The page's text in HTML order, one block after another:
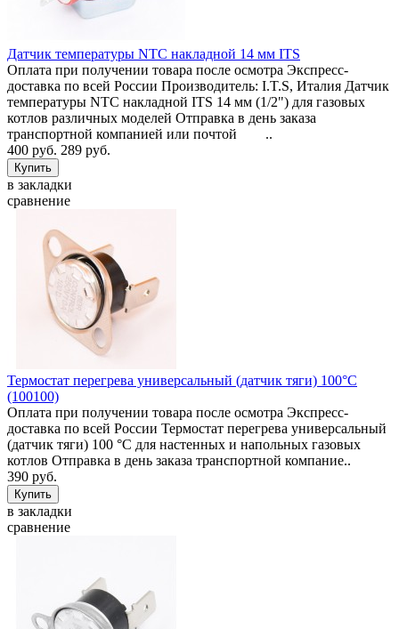
Датчик температуры NTC накладной 14 мм ITS
Оплата при получении товара после осмотра Экспресс-
доставка по всей России Производитель: I.T.S, Италия Датчик
температуры NTC накладной ITS 14 мм (1/2") для газовых
котлов различных моделей Отправка в день заказа
транспортной компанией или почтой ..
400 руб. 289 руб.
в закладки
сравнение
Термостат перегрева универсальный (датчик тяги) 100°C
(100100)
Оплата при получении товара после осмотра Экспресс-
доставка по всей России Термостат перегрева универсальный
(датчик тяги) 100 °C для настенных и напольных газовых
котлов Отправка в день заказа транспортной компание..
390 руб.
в закладки
сравнение